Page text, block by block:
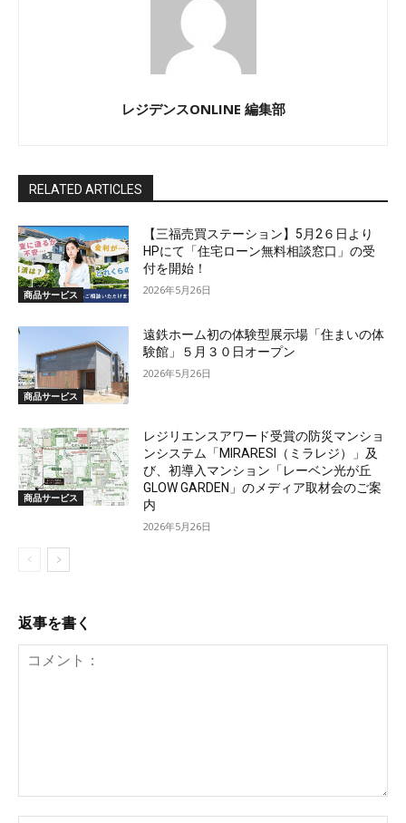
レジデンスONLINE 編集部
RELATED ARTICLES
商品サービス
【三福売買ステーション】5月2６日より
HPにて「住宅ローン無料相談窓口」の受
付を開始！
2026年5月26日
商品サービス
遠鉄ホーム初の体験型展示場「住まいの体
験館」５月３０日オープン
2026年5月26日
商品サービス
レジリエンスアワード受賞の防災マンショ
ンシステム「MIRARESI（ミラレジ）」及
び、初導入マンション「レーベン光が丘
GLOW GARDEN」のメディア取材会のご案
内
2026年5月26日
返事を書く